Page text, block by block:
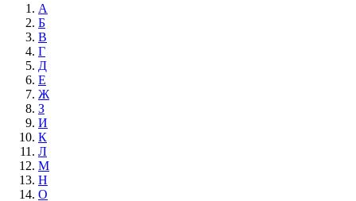
А
Б
В
Г
Д
Е
Ж
З
И
К
Л
М
Н
О